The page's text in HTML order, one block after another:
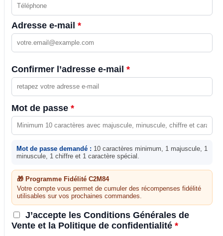
Adresse e-mail *
Confirmer l’adresse e-mail *
Mot de passe *
Mot de passe demandé : 10 caractères minimum, 1 majuscule, 1
minuscule, 1 chiffre et 1 caractère spécial.
🎁 Programme Fidélité C2M84
Votre compte vous permet de cumuler des récompenses fidélité
utilisables sur vos prochaines commandes.
J’accepte les Conditions Générales de
Vente et la Politique de confidentialité *